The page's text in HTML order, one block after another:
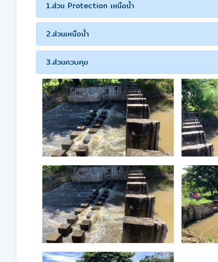
1.ส่วน Protection เหนือน้ำ
2.ส่วนเหนือน้ำ
3.ส่วนควบคุม